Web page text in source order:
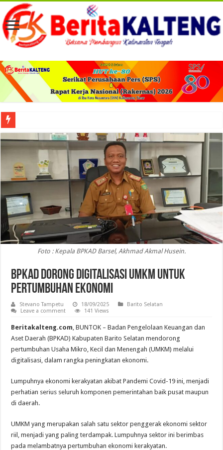
Viral! Selama Dua Bulan Lebih Siltap Serta Tunjangan Pemdes dan BPD di
Foto : Kepala BPKAD Barsel, Akhmad Akmal Husein.
BPKAD Dorong Digitalisasi UMKM Untuk
Pertumbuhan Ekonomi
Stevano Tampetu 18/09/2025
Barito Selatan
Leave a comment
141 Views
Beritakalteng.com , BUNTOK – Badan Pengelolaan Keuangan dan
Aset Daerah (BPKAD) Kabupaten Barito Selatan mendorong
pertumbuhan Usaha Mikro, Kecil dan Menengah (UMKM) melalui
digitalisasi, dalam rangka peningkatan ekonomi.
Lumpuhnya ekonomi kerakyatan akibat Pandemi Covid-19 ini, menjadi
perhatian serius seluruh komponen pemerintahan baik pusat maupun
di daerah.
UMKM yang merupakan salah satu sektor penggerak ekonomi sektor
riil, menjadi yang paling terdampak. Lumpuhnya sektor ini berimbas
pada melambatnya pertumbuhan ekonomi kerakyatan.